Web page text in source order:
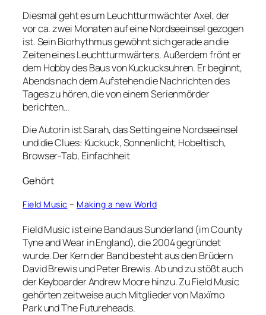
Diesmal geht es um Leuchtturmwächter Axel, der
vor ca. zwei Monaten auf eine Nordseeinsel gezogen
ist. Sein Biorhythmus gewöhnt sich gerade an die
Zeiten eines Leuchtturmwärters. Außerdem frönt er
dem Hobby des Baus von Kuckucksuhren. Er beginnt,
Abends nach dem Aufstehen die Nachrichten des
Tages zu hören, die von einem Serienmörder
berichten…
Die Autorin ist Sarah, das Setting eine Nordseeinsel
und die Clues: Kuckuck, Sonnenlicht, Hobeltisch,
Browser-Tab, Einfachheit
Gehört
Field Music – Making a new World
Field Music ist eine Band aus Sunderland (im County
Tyne and Wear in England), die 2004 gegründet
wurde. Der Kern der Band besteht aus den Brüdern
David Brewis und Peter Brewis. Ab und zu stößt auch
der Keyboarder Andrew Moore hinzu. Zu Field Music
gehörten zeitweise auch Mitglieder von Maxïmo
Park und The Futureheads.